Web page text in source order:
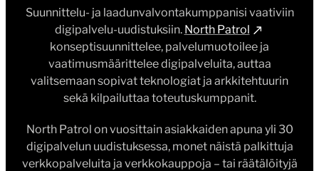
Suunnittelu- ja laadunvalvontakumppanisi vaativiin
digipalvelu-uudistuksiin. North Patrol
konseptisuunnittelee, palvelumuotoilee ja
vaatimusmäärittelee digipalveluita, auttaa
valitsemaan sopivat teknologiat ja arkkitehtuurin
sekä kilpailuttaa toteutuskumppanit.
North Patrol on vuosittain asiakkaiden apuna yli 30
digipalvelun uudistuksessa, monet näistä palkittuja
verkkopalveluita ja verkkokauppoja – tai räätälöityjä